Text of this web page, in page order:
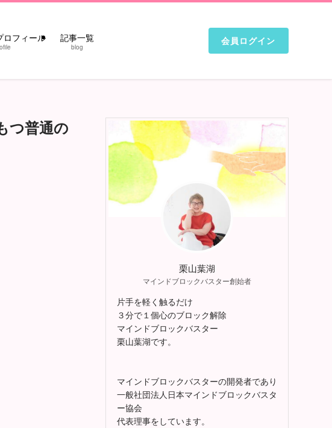
ロフィール 記事一覧
blog
会員ログイン
つ普通の
栗山葉湖
マインドブロックバスター創始者
片手を軽く触るだけ
３分で１個心のブロック解除
マインドブロックバスター
栗山葉湖です。
マインドブロックバスターの開発者であり
一般社団法人日本マインドブロックバスタ
ー協会
代表理事をしています。